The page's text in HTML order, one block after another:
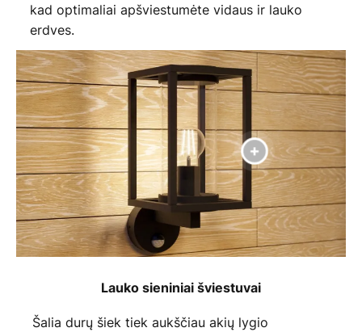
kad optimaliai apšviestumėte vidaus ir lauko
erdves.
Lauko sieniniai šviestuvai
Šalia durų šiek tiek aukščiau akių lygio